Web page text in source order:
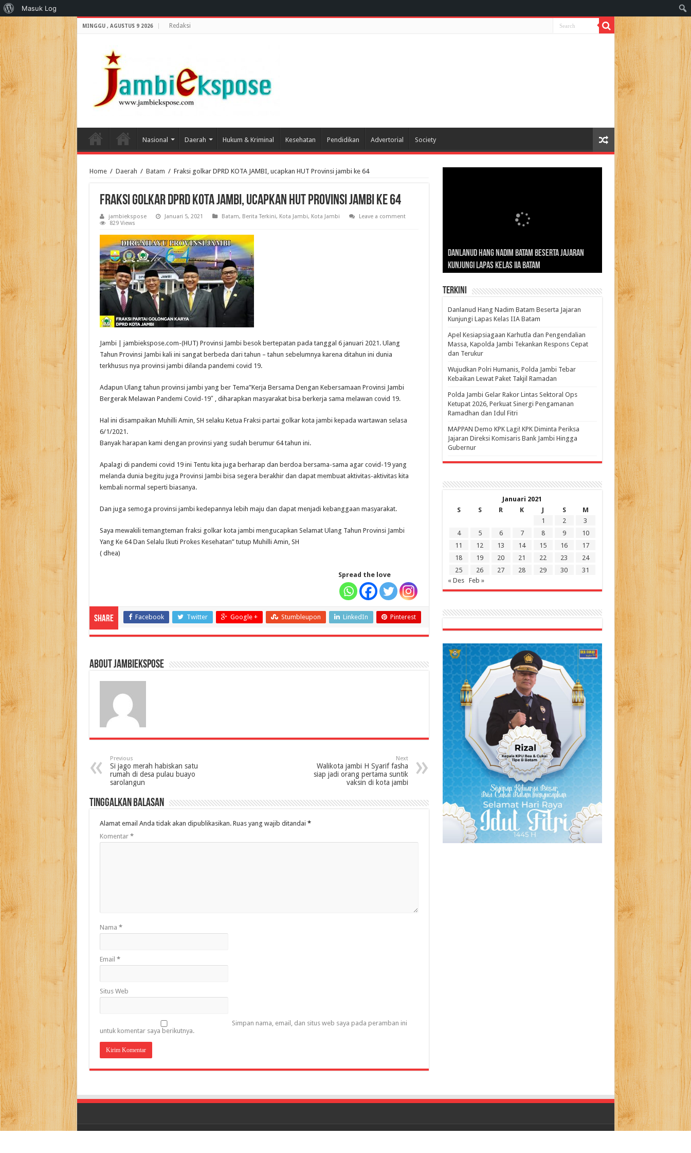
MINGGU , AGUSTUS 9 2026 Redaksi
Nasional Daerah Hukum & Kriminal Kesehatan Pendidikan Advertorial Society
Home / Daerah / Batam / Fraksi golkar DPRD KOTA JAMBI, ucapkan HUT Provinsi jambi ke 64
Fraksi golkar DPRD KOTA JAMBI, ucapkan HUT Provinsi jambi ke 64
jambiekspose Januari 5, 2021 Batam, Berita Terkini, Kota Jambi, Kota Jambi
Leave a comment
829 Views
Jambi | jambiekspose.com-(HUT) Provinsi Jambi besok bertepatan pada tanggal 6 januari 2021. Ulang
Tahun Provinsi Jambi kali ini sangat berbeda dari tahun – tahun sebelumnya karena ditahun ini dunia
terkhusus nya provinsi jambi dilanda pandemi covid 19.
Adapun Ulang tahun provinsi jambi yang ber Tema”Kerja Bersama Dengan Kebersamaan Provinsi Jambi
Bergerak Melawan Pandemi Covid-19″ , diharapkan masyarakat bisa berkerja sama melawan covid 19.
Hal ini disampaikan Muhilli Amin, SH selaku Ketua Fraksi partai golkar kota jambi kepada wartawan selasa
6/1/2021.
Banyak harapan kami dengan provinsi yang sudah berumur 64 tahun ini.
Apalagi di pandemi covid 19 ini Tentu kita juga berharap dan berdoa bersama-sama agar covid-19 yang
melanda dunia begitu juga Provinsi Jambi bisa segera berakhir dan dapat membuat aktivitas-aktivitas kita
kembali normal seperti biasanya.
Dan juga semoga provinsi jambi kedepannya lebih maju dan dapat menjadi kebanggaan masyarakat.
Saya mewakili temangteman fraksi golkar kota jambi mengucapkan Selamat Ulang Tahun Provinsi Jambi
Yang Ke 64 Dan Selalu Ikuti Prokes Kesehatan” tutup Muhilli Amin, SH
( dhea)
Spread the love
Share Facebook Twitter Google + Stumbleupon LinkedIn Pinterest
About jambiekspose
Previous
Si jago merah habiskan satu
rumah di desa pulau buayo
sarolangun
Next
Walikota jambi H Syarif fasha
siap jadi orang pertama suntik
vaksin di kota jambi
Tinggalkan Balasan
Alamat email Anda tidak akan dipublikasikan. Ruas yang wajib ditandai *
Komentar *
Nama *
Email *
Situs Web
Simpan nama, email, dan situs web saya pada peramban ini
untuk komentar saya berikutnya.
Danlanud Hang Nadim Batam Beserta Jajaran
Kunjungi Lapas Kelas IIA Batam
Silaturahmi dan Reses Komite I DPD RI di Polda
Jambi Bahas Sinergitas Penanganan Narkotika
Edukasi Pembentukan Karakter Generasi
Penerus
Cepat Beroperasi Agar Bisa Layani Masyarakat
Penuhi Kebutuhannya
Nusantara: Ratu Wangsa, Wanita Berkelas
dengan Pengaruh Internasional
Terkini
Danlanud Hang Nadim Batam Beserta Jajaran
Kunjungi Lapas Kelas IIA Batam
Apel Kesiapsiagaan Karhutla dan Pengendalian
Massa, Kapolda Jambi Tekankan Respons Cepat
dan Terukur
Wujudkan Polri Humanis, Polda Jambi Tebar
Kebaikan Lewat Paket Takjil Ramadan
Polda Jambi Gelar Rakor Lintas Sektoral Ops
Ketupat 2026, Perkuat Sinergi Pengamanan
Ramadhan dan Idul Fitri
‎MAPPAN Demo KPK Lagi! KPK Diminta Periksa
Jajaran Direksi Komisaris Bank Jambi Hingga
Gubernur ‎
Januari 2021
S
S R K J S
M
1
2
3
4
5 6 7 8 9
10
11
12 13 14 15 16
17
18
19 20 21 22 23
24
25
26 27 28 29 30
31
« Des
Feb »
Tentang
WordPress
Masuk Log